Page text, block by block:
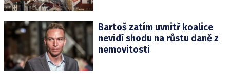
Bartoš zatím uvnitř koalice
nevidí shodu na růstu daně z
nemovitosti